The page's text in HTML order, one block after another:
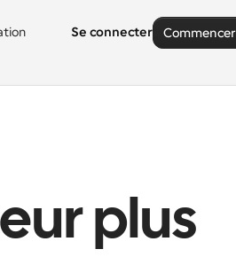
Se connecter Commencer
plus